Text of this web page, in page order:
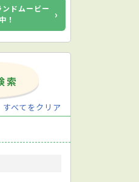
ンドムービー
！
›
すべてをクリア